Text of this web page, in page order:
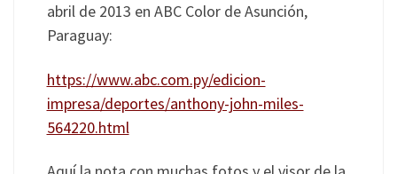
abril de 2013 en ABC Color de Asunción,
Paraguay:
https://www.abc.com.py/edicion-
impresa/deportes/anthony-john-miles-
564220.html